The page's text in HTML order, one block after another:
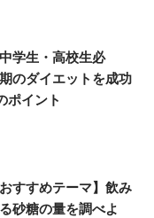
中学生・高校生必
のダイエットを成功
ポイント
おすすめテーマ】飲み
砂糖の量を調べよ